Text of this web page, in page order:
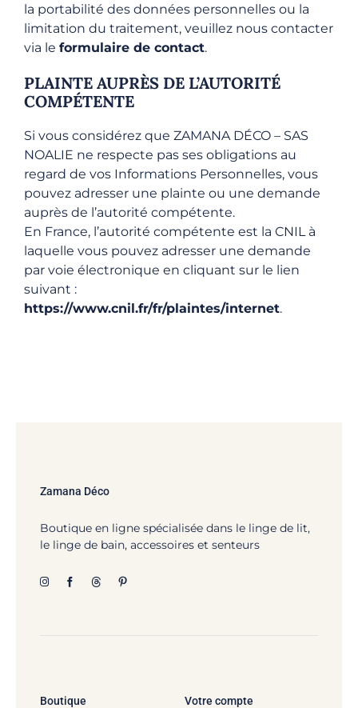
la portabilité des données personnelles ou la
limitation du traitement, veuillez nous contacter
via le formulaire de contact.
PLAINTE AUPRÈS DE L’AUTORITÉ
COMPÉTENTE
Si vous considérez que ZAMANA DÉCO – SAS
NOALIE ne respecte pas ses obligations au
regard de vos Informations Personnelles, vous
pouvez adresser une plainte ou une demande
auprès de l’autorité compétente.
En France, l’autorité compétente est la CNIL à
laquelle vous pouvez adresser une demande
par voie électronique en cliquant sur le lien
suivant :
https://www.cnil.fr/fr/plaintes/internet.
Zamana Déco
Boutique en ligne spécialisée dans le linge de lit,
le linge de bain, accessoires et senteurs
Boutique Votre compte